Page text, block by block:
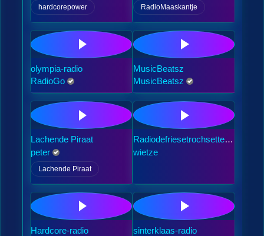
hardcorepower RadioMaaskantje
olympia-radio
RadioGo
MusicBeatsz
MusicBeatsz
Lachende Piraat
peter
Lachende Piraat
Radiodefriesetrochsetters
.nl
wietze
Hardcore-radio
sinterklaas-radio